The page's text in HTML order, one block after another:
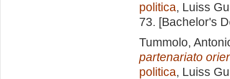
politica, Luiss
73. [Bachelor's
Tummolo,
partenariato
politica, Luiss